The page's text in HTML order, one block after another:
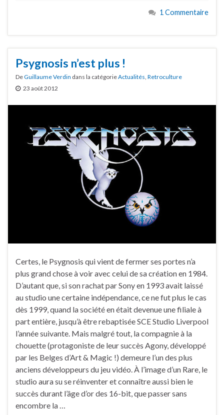
1 Commentaire
Psygnosis n’est plus !
DeGuillaume Verdin dans la catégorieActualités Retroculture
23 août 2012
Certes, le Psygnosis qui vient de fermer ses portes n’a
plus grand chose à voir avec celui de sa création en 1984.
D’autant que, si son rachat par Sony en 1993 avait laissé
au studio une certaine indépendance, ce ne fut plus le cas
dès 1999, quand la société en était devenue une filiale à
part entière, jusqu’à être rebaptisée SCE Studio Liverpool
l’année suivante. Mais malgré tout, la compagnie à la
chouette (protagoniste de leur succès Agony, développé
par les Belges d’Art & Magic !) demeure l’un des plus
anciens développeurs du jeu vidéo. À l’image d’un Rare, le
studio aura su se réinventer et connaître aussi bien le
succès durant l’âge d’or des 16-bit, que passer sans
encombre la …